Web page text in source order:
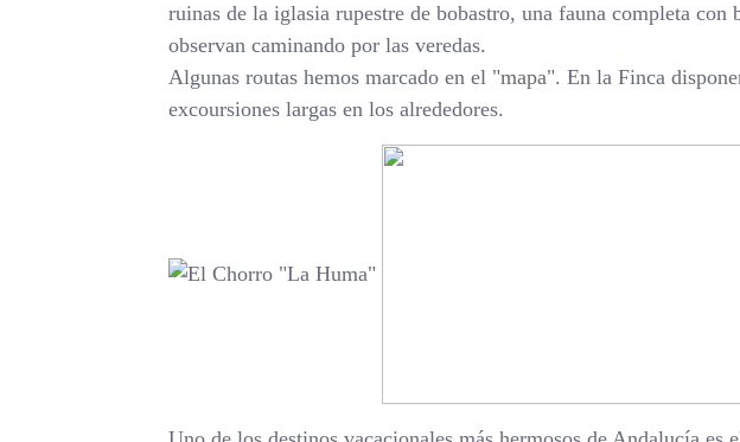
ruinas de la iglasia rupestre de bobastro, una fauna completa
observan caminando por las veredas.
Algunas routas hemos marcado en el "mapa". En la Finca
excoursiones largas en los alrededores.